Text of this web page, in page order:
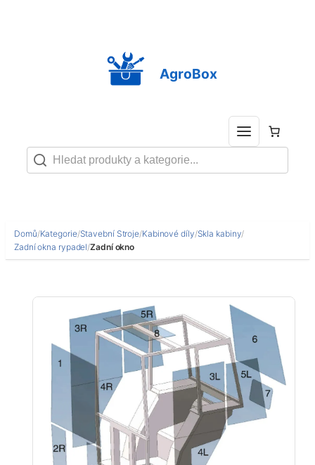
AgroBox
Domů/Kategorie/Stavební Stroje/Kabinové díly/Skla kabiny/
Zadní okna rypadel/Zadní okno